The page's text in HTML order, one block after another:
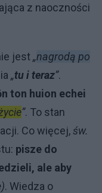
z naoczności
jest„nagrodą po
„tu i teraz”.
ton huion echei
”. To stan
Co więcej,św.
pisze do
ale aby
. Wiedza o